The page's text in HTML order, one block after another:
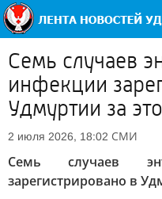
Семь случаев
инфекции
Удмуртии за
2 июля 2026, 18:02 СМИ
Семь случаев
зарегистрировано в